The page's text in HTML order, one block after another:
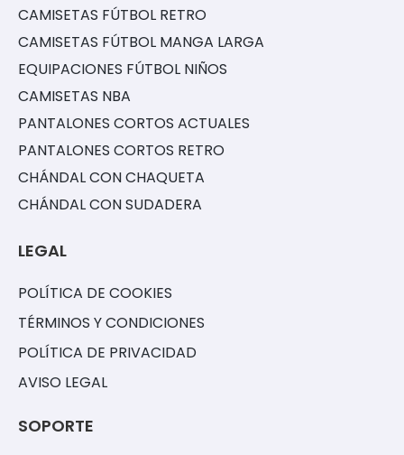
CAMISETAS FÚTBOL RETRO
CAMISETAS FÚTBOL MANGA LARGA
EQUIPACIONES FÚTBOL NIÑOS
CAMISETAS NBA
PANTALONES CORTOS ACTUALES
PANTALONES CORTOS RETRO
CHÁNDAL CON CHAQUETA
CHÁNDAL CON SUDADERA
LEGAL
POLÍTICA DE COOKIES
TÉRMINOS Y CONDICIONES
POLÍTICA DE PRIVACIDAD
AVISO LEGAL
SOPORTE